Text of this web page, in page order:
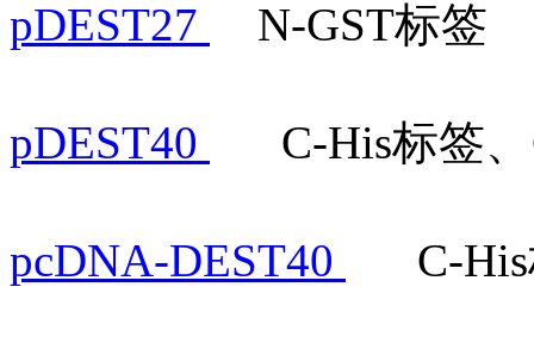
pDEST27 N-GST标签
pDEST40 C-His标签
pcDNA-DEST40 C-His